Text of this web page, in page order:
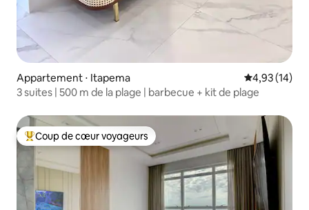
Appartement ⋅ Itapema Évaluation
4,93 (14)
3 suites | 500 m de la plage | barbecue + kit de plage
Coups de cœur voyageurs les plus appréciés
Coup de cœur voyageurs